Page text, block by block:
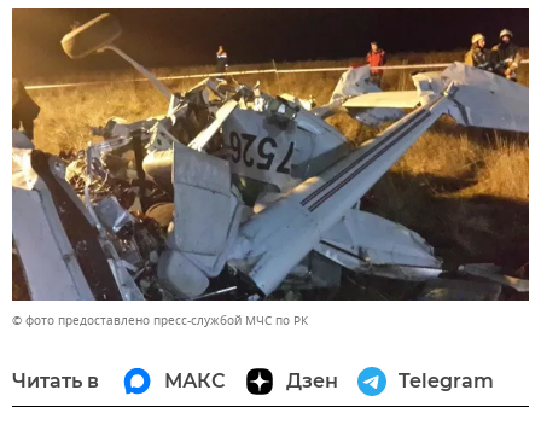
© фото предоставлено пресс-службой МЧС по РК
Читать в МАКС Дзен Telegram